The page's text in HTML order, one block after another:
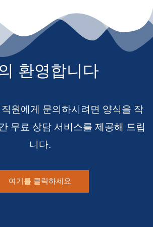
환영합니다
원에게 문의하시려면 양식을 작
무료 상담 서비스를 제공해 드립
니다.
여기를 클릭하세요